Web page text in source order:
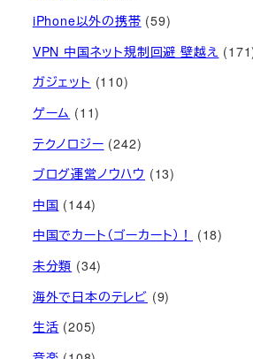
iPhone以外の携帯 (59)
VPN 中国ネット規制回避 壁越え
ガジェット (110)
ゲーム (11)
テクノロジー (242)
ブログ運営ノウハウ (13)
中国 (144)
中国でカート（ゴーカート）！
(18)
未分類 (34)
海外で日本のテレビ (9)
生活 (205)